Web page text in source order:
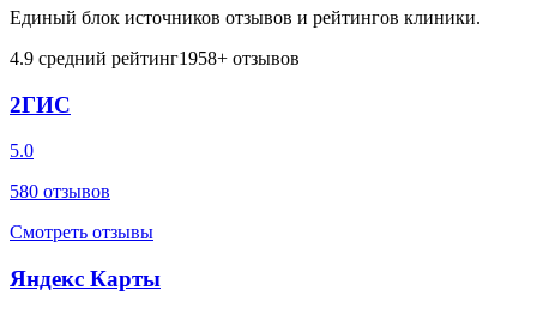
Единый блок источников отзывов и рейтингов клиники.
4.9 средний рейтинг1958+ отзывов
2ГИС
5.0
580 отзывов
Смотреть отзывы
Яндекс Карты